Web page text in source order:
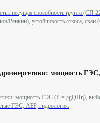
несущая способность грунта (СП
Ренкин), устойчивость откоса, сваи
мощность
мощность ГЭС (P = ρgQHη),
ГЭС, AEP, гидрология.